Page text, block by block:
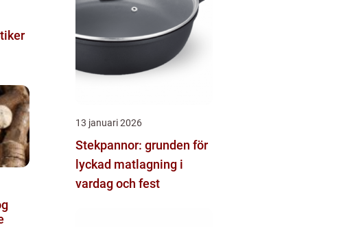
13 januari 2026
Stekpannor: grunden för
lyckad matlagning i
vardag och fest